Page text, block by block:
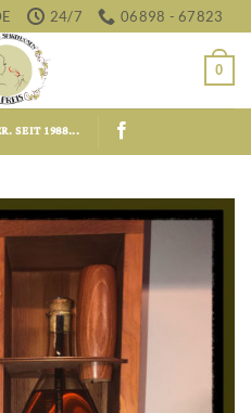
24/7 06898 - 67823
0
SEIT 1988...